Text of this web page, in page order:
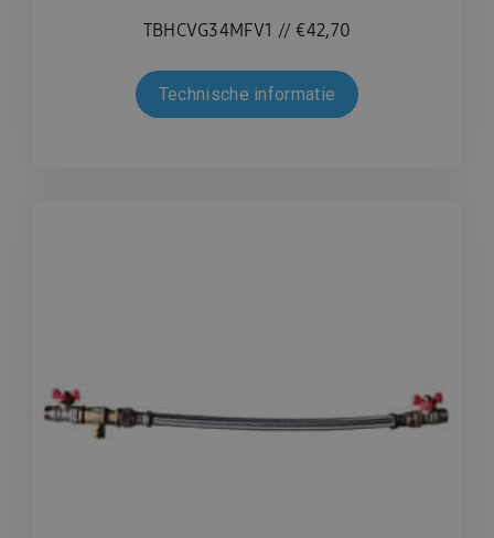
TBHCVG34MFV1 // €42,70
Technische informatie